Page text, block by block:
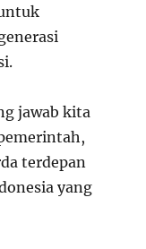
jawab kita
terdepan
yang